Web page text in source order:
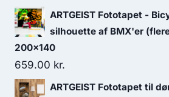
ARTGEIST Fototapet -
silhouette af BMX'er
200x140
659.00 kr.
ARTGEIST Fototapet til